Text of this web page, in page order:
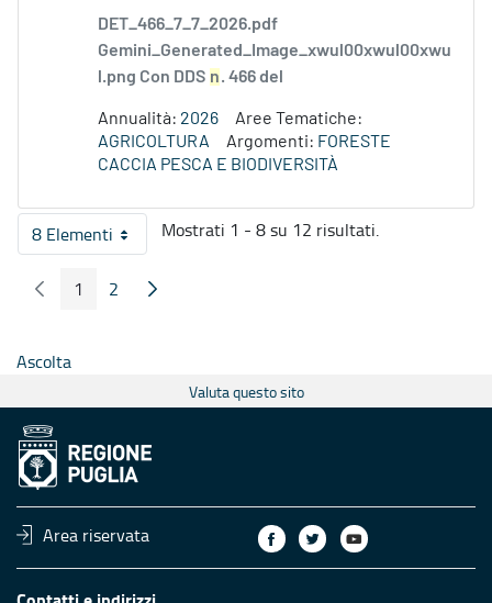
DET_466_7_7_2026.pdf
Gemini_Generated_Image_xwul00xwul00xwu
l.png Con DDS n. 466 del
Annualità: 2026
Aree Tematiche:
AGRICOLTURA
Argomenti: FORESTE
CACCIA PESCA E BIODIVERSITÀ
8 ElementiPer pagina
Mostrati 1 - 8 su 12 risultati.
Pagina Precedente
Pagina
1 Pagina
2 Pagina Seguente
Ascolta
Valuta questo sito
Area riservata